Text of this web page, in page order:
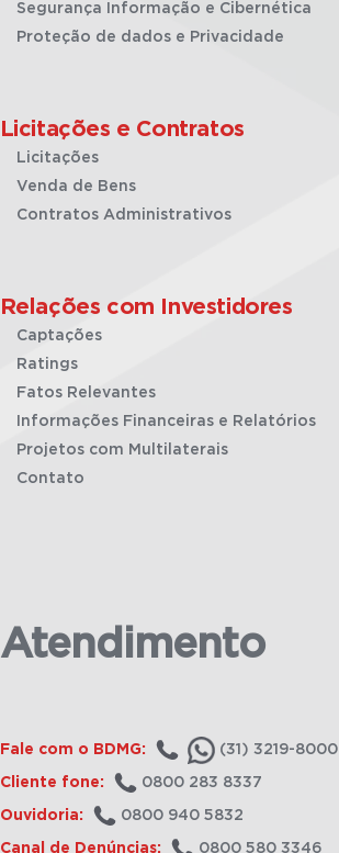
Segurança Informação e Cibernética
Proteção de dados e Privacidade
Licitações e Contratos
Licitações
Venda de Bens
Contratos Administrativos
Relações com Investidores
Captações
Ratings
Fatos Relevantes
Informações Financeiras e Relatórios
Projetos com Multilaterais
Contato
Atendimento
Fale com o BDMG: (31) 3219-8000
Cliente fone: 0800 283 8337
Ouvidoria: 0800 940 5832
Canal de Denúncias: 0800 580 3346